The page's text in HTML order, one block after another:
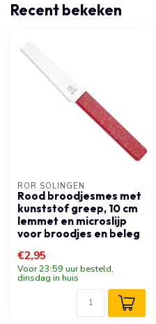
Recent bekeken
RÖR SOLINGEN
Rood broodjesmes met
kunststof greep, 10 cm
lemmet en microslijp
voor broodjes en beleg
€2,95
Voor 23:59 uur besteld,
dinsdag in huis